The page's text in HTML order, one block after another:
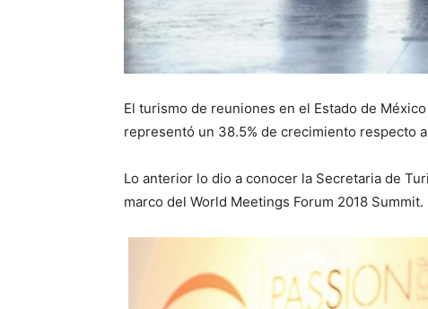
El turismo de reuniones en el Estado de
representó un 38.5% de crecimiento respecto a
Lo anterior lo dio a conocer la Secretaria de
marco del World Meetings Forum 2018 Summit.